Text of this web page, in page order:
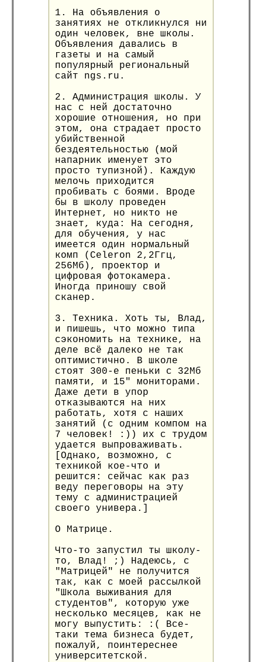
1. На объявления о
занятиях не откликнулся ни
один человек, вне школы.
Объявления давались в
газеты и на самый
популярный региональный
сайт ngs.ru.
2. Администрация школы. У
нас с ней достаточно
хорошие отношения, но при
этом, она страдает просто
убийственной
бездеятельностью (мой
напарник именует это
просто тупизной). Каждую
мелочь приходится
пробивать с боями. Вроде
бы в школу проведен
Интернет, но никто не
знает, куда: На сегодня,
для обучения, у нас
имеется один нормальный
комп (Celeron 2,2Ггц,
256Мб), проектор и
цифровая фотокамера.
Иногда приношу свой
сканер.
3. Техника. Хоть ты, Влад,
и пишешь, что можно типа
сэкономить на технике, на
деле всё далеко не так
оптимистично. В школе
стоят 300-е пеньки с 32Мб
памяти, и 15" мониторами.
Даже дети в упор
отказываются на них
работать, хотя с наших
занятий (с одним компом на
7 человек! :)) их с трудом
удается выпроваживать.
[Однако, возможно, с
техникой кое-что и
решится: сейчас как раз
веду переговоры на эту
тему с администрацией
своего универа.]
О Матрице.
Что-то запустил ты школу-
то, Влад! ;) Надеюсь, с
"Матрицей" не получится
так, как с моей рассылкой
"Школа выживания для
студентов", которую уже
несколько месяцев, как не
могу выпустить: :( Все-
таки тема бизнеса будет,
пожалуй, поинтереснее
университетской.